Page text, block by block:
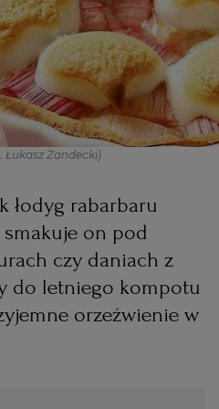
PRZYJĘCIE
CHIŃSKA
TAJSKA
GRECKA
KUCHENNY
KULINARNE
KULINARNE
KULINARNE
KUCHNI
LOKALNE
BIAŁA
FORMAT
SOBOTA
CLASSIC
Łukasz Zandecki)
łodyg rabarbaru
on pod
czy daniach z
do letniego kompotu
orzeźwienie w